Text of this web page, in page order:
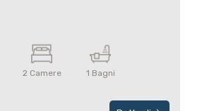
2 Camere 1 Bagni